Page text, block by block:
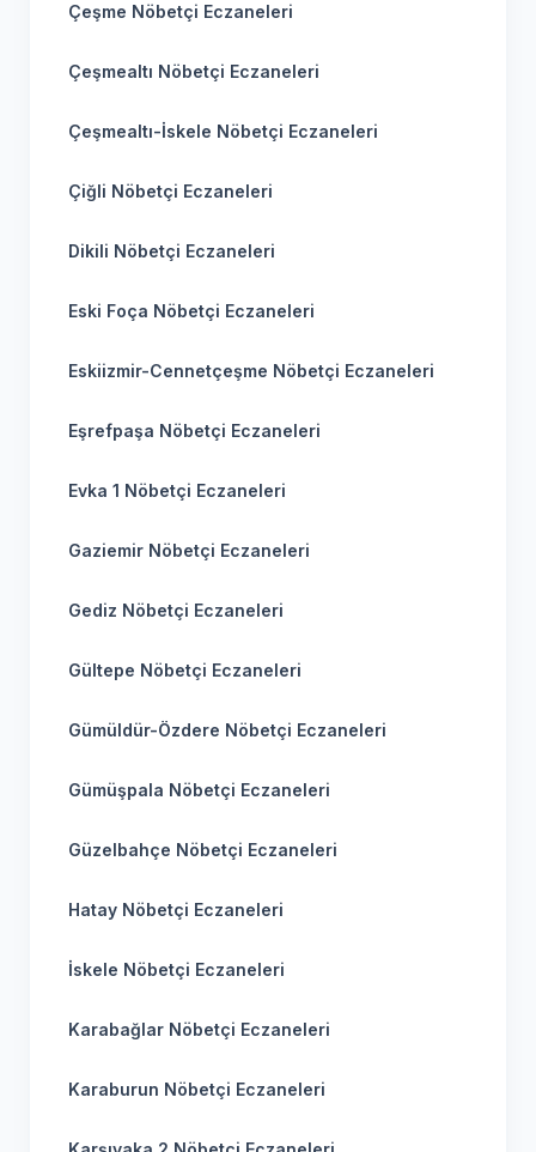
Çeşme Nöbetçi Eczaneleri
Çeşmealtı Nöbetçi Eczaneleri
Çeşmealtı-İskele Nöbetçi Eczaneleri
Çiğli Nöbetçi Eczaneleri
Dikili Nöbetçi Eczaneleri
Eski Foça Nöbetçi Eczaneleri
Eskiizmir-Cennetçeşme Nöbetçi Eczaneleri
Eşrefpaşa Nöbetçi Eczaneleri
Evka 1 Nöbetçi Eczaneleri
Gaziemir Nöbetçi Eczaneleri
Gediz Nöbetçi Eczaneleri
Gültepe Nöbetçi Eczaneleri
Gümüldür-Özdere Nöbetçi Eczaneleri
Gümüşpala Nöbetçi Eczaneleri
Güzelbahçe Nöbetçi Eczaneleri
Hatay Nöbetçi Eczaneleri
İskele Nöbetçi Eczaneleri
Karabağlar Nöbetçi Eczaneleri
Karaburun Nöbetçi Eczaneleri